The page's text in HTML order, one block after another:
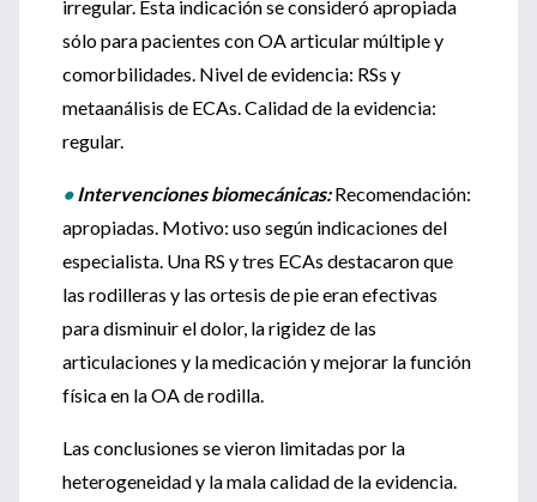
irregular. Esta indicación se consideró apropiada
sólo para pacientes con OA articular múltiple y
comorbilidades. Nivel de evidencia: RSs y
metaanálisis de ECAs. Calidad de la evidencia:
regular.
•Intervenciones biomecánicas:Recomendación:
apropiadas. Motivo: uso según indicaciones del
especialista. Una RS y tres ECAs destacaron que
las rodilleras y las ortesis de pie eran efectivas
para disminuir el dolor, la rigidez de las
articulaciones y la medicación y mejorar la función
física en la OA de rodilla.
Las conclusiones se vieron limitadas por la
heterogeneidad y la mala calidad de la evidencia.